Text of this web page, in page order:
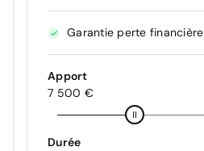
Garantie perte financière
Apport
7 500 €
Durée